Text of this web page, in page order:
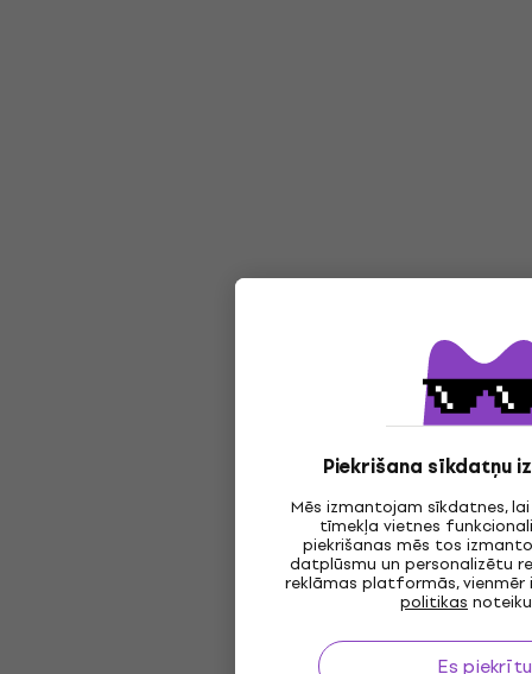
Piekrišana sīkdatņu
Mēs izmantojam sīkdatnes,
tīmekļa vietnes
piekrišanas mēs tos
datplūsmu un personalizētu
reklāmas platformās,
politikas
Es piekrītu